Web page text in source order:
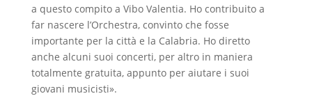
a questo compito a Vibo Valentia. Ho contribuito a
far nascere l’Orchestra, convinto che fosse
importante per la città e la Calabria. Ho diretto
anche alcuni suoi concerti, per altro in maniera
totalmente gratuita, appunto per aiutare i suoi
giovani musicisti».